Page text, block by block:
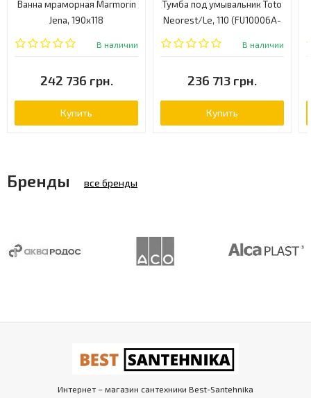
Ванна мраморная Marmorin
Jena, 190х118
(P540188020010)
В наличии
242 736 грн.
Купить
Тумба под умывальник Toto
Neorest/Le, 110 (FU10006A-
MB)
В наличии
236 713 грн.
Купить
Бренды все бренды
Интернет – магазин сантехники Best-Santehnika